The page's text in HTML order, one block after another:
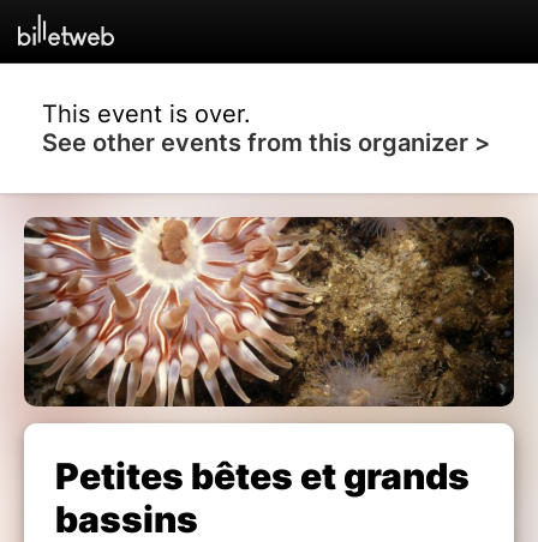
This event is over.
See other events from this organizer >
Petites bêtes et grands
bassins